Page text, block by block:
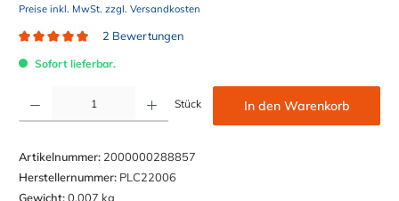
Preise inkl. MwSt. zzgl. Versandkosten
2 Bewertungen
Sofort lieferbar.
Produkt Anzahl: Gib den gewünschten Wert ein oder benutze die Schaltflächen um die Anzahl
Stück In den Warenkorb
Artikelnummer: 2000000288857
Herstellernummer: PLC22006
Gewicht:0,007 kg